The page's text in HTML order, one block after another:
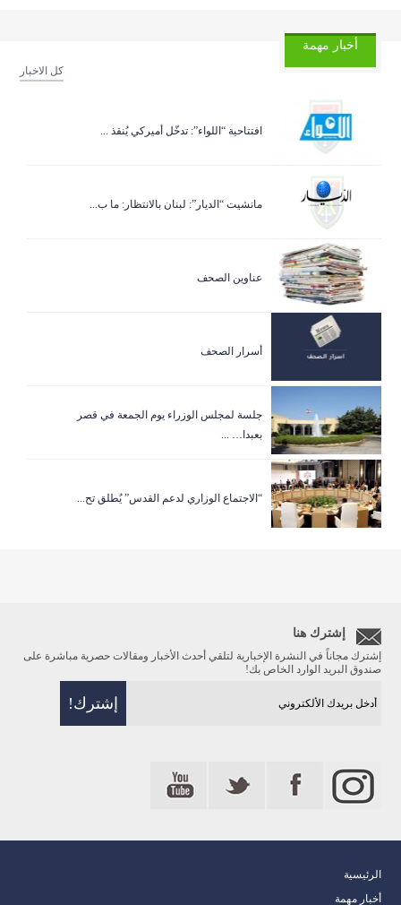
أخبار مهمة
كل الاخبار
افتتاحية “اللواء”: تدخّل أميركي يُنقذ ...
مانشيت “الديار”: لبنان بالانتظار: ما ب...
عناوين الصحف
أسرار الصحف
جلسة لمجلس الوزراء يوم الجمعة في قصر
بعبدا… ...
“الاجتماع الوزاري لدعم القدس” يُطلق تح...
إشترك هنا
إشترك مجاناً في النشرة الإخبارية لتلقي أحدث الأخبار ومقالات حصرية مباشرة على
صندوق البريد الوارد الخاص بك!
الرئيسية
أخبار مهمة